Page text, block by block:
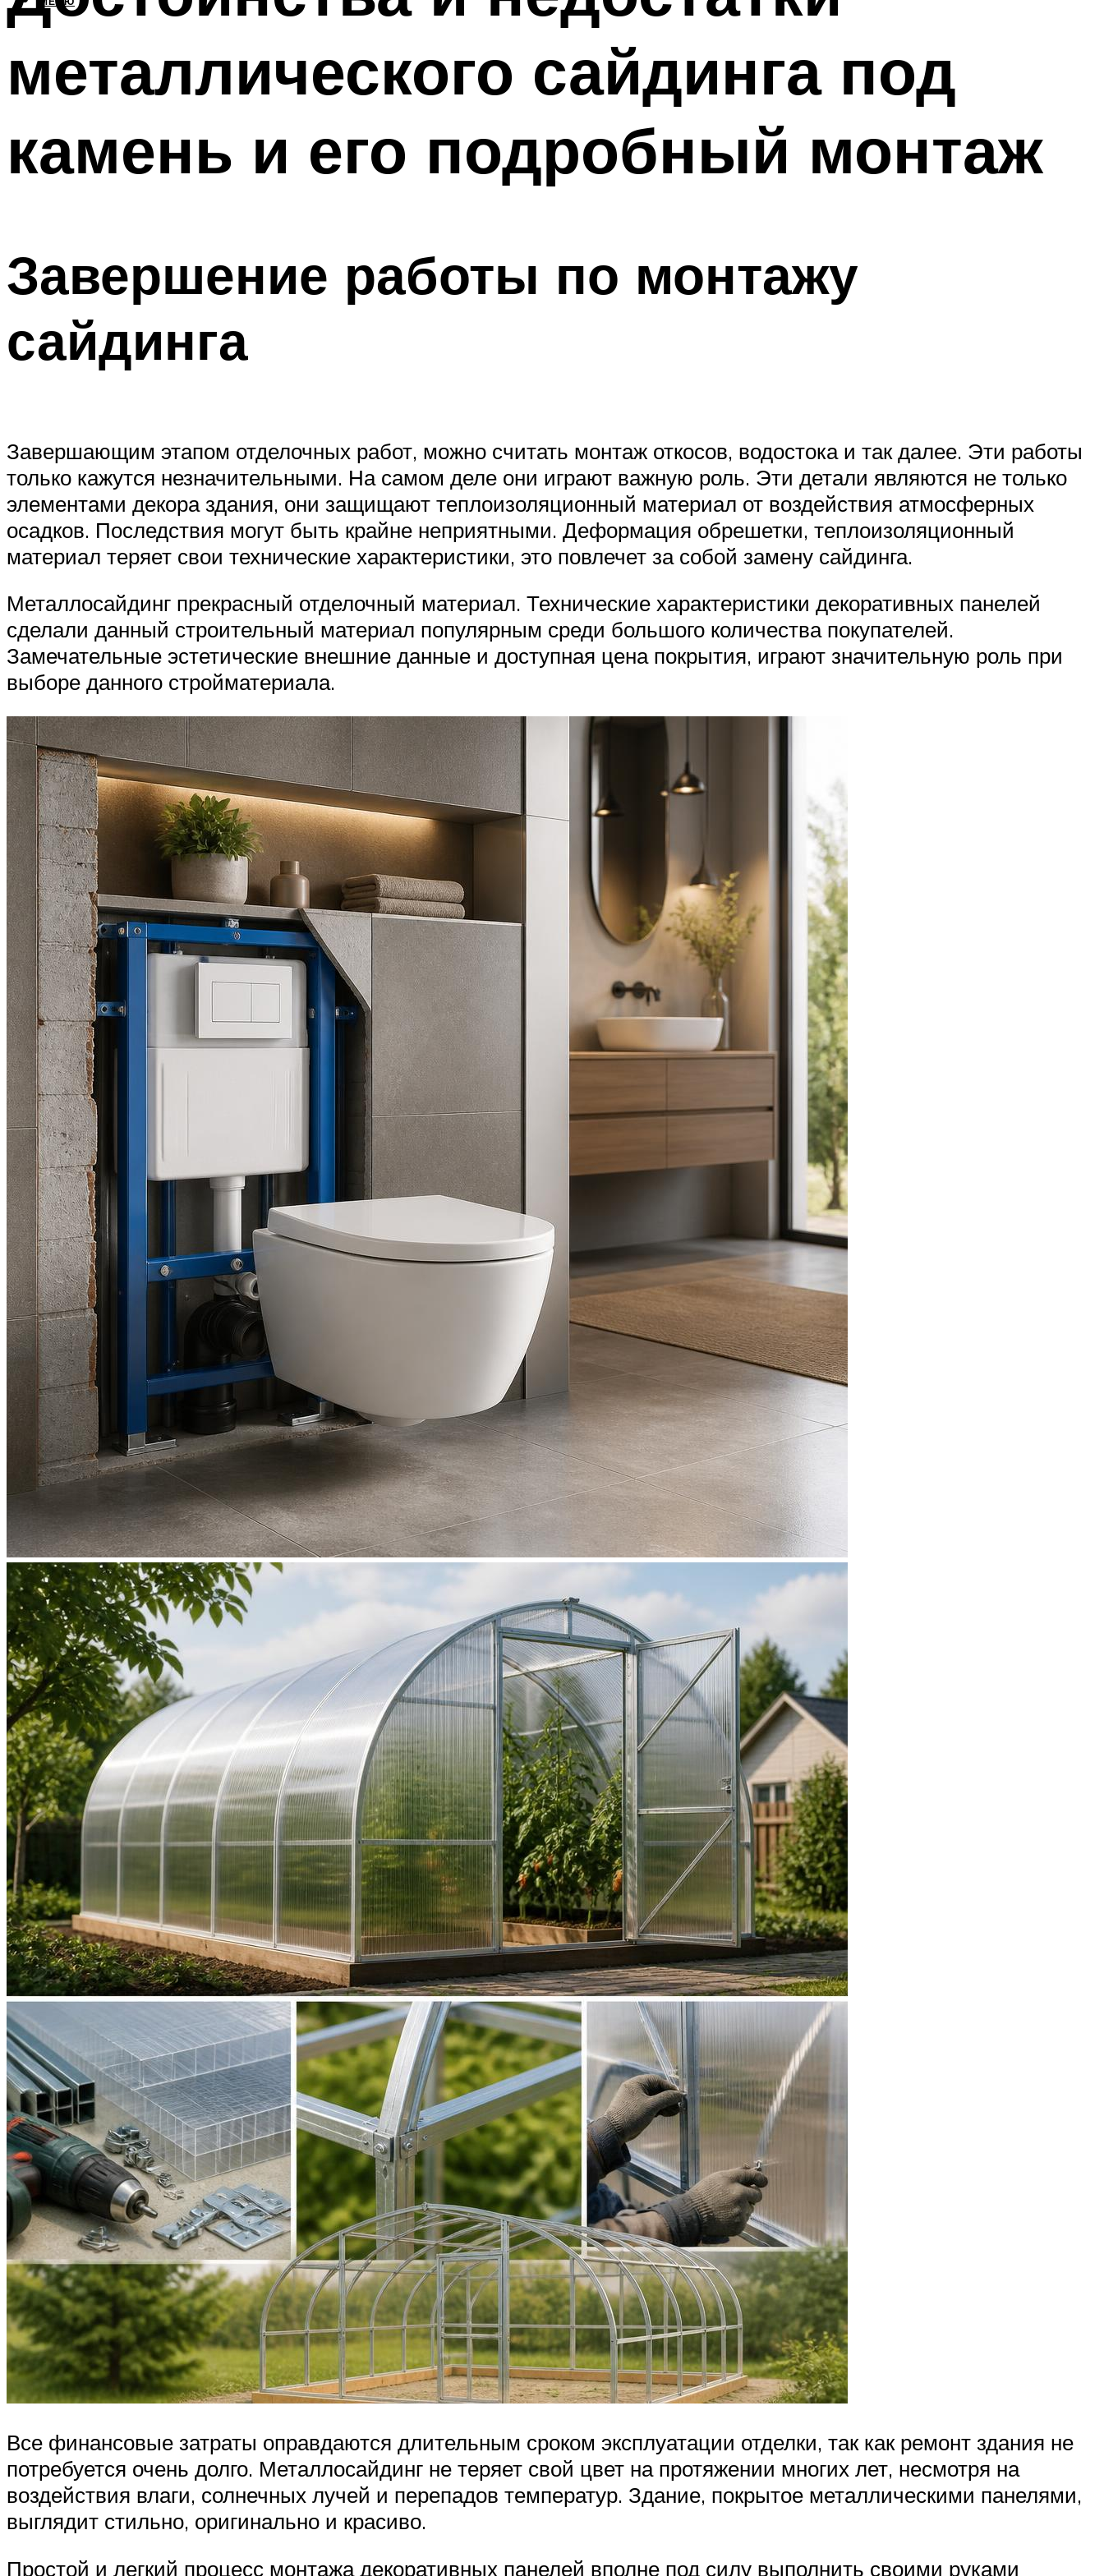
металлического сайдинга под
камень и его подробный монтаж
Завершение работы по монтажу
сайдинга
Завершающим этапом отделочных работ, можно считать монтаж откосов, водостока и так далее. Эти работы
только кажутся незначительными. На самом деле они играют важную роль. Эти детали являются не только
элементами декора здания, они защищают теплоизоляционный материал от воздействия атмосферных
осадков. Последствия могут быть крайне неприятными. Деформация обрешетки, теплоизоляционный
материал теряет свои технические характеристики, это повлечет за собой замену сайдинга.
Металлосайдинг прекрасный отделочный материал. Технические характеристики декоративных панелей
сделали данный строительный материал популярным среди большого количества покупателей.
Замечательные эстетические внешние данные и доступная цена покрытия, играют значительную роль при
выборе данного стройматериала.
Все финансовые затраты оправдаются длительным сроком эксплуатации отделки, так как ремонт здания не
потребуется очень долго. Металлосайдинг не теряет свой цвет на протяжении многих лет, несмотря на
воздействия влаги, солнечных лучей и перепадов температур. Здание, покрытое металлическими панелями,
выглядит стильно, оригинально и красиво.
Простой и легкий процесс монтажа декоративных панелей вполне под силу выполнить своими руками